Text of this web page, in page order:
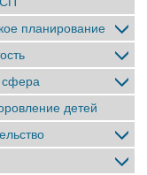
планирование
детей